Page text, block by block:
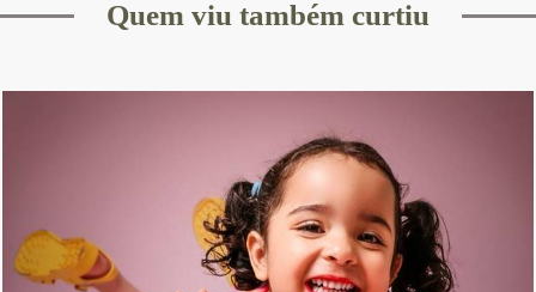
Quem viu também curtiu